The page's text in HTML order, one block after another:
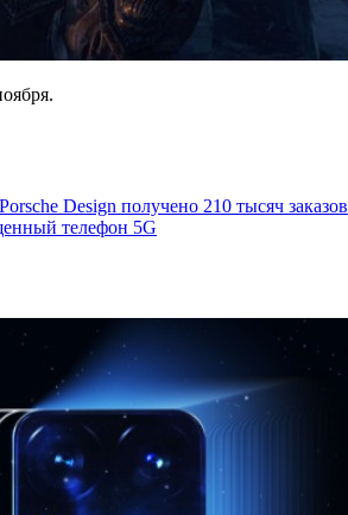
Design получено 210 тысяч заказов
телефон 5G